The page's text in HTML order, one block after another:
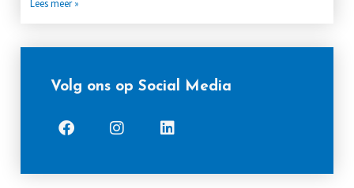
Lees meer »
Volg ons op Social Media